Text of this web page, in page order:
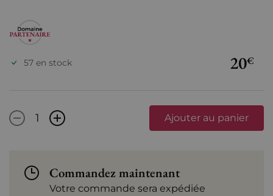
20€
57 en stock
- + Ajouter au panier
Commandez maintenant
Votre commande sera expédiée